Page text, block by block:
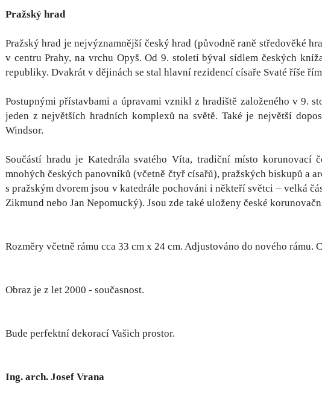
Pražský hrad
Pražský hrad je nejvýznamnější český hrad (původně raně středověké
v centru Prahy, na vrchu Opyš. Od 9. století býval sídlem českých
republiky. Dvakrát v dějinách se stal hlavní rezidencí císaře Svaté říše
Postupnými přístavbami a úpravami vznikl z hradiště založeného v 9.
jeden z největších hradních komplexů na světě. Také je největší
Windsor.
Součástí hradu je Katedrála svatého Víta, tradiční místo
mnohých českých panovníků (včetně čtyř císařů), pražských biskupů a
s pražským dvorem jsou v katedrále pochováni i někteří světci – velká
Zikmund nebo Jan Nepomucký). Jsou zde také uloženy české
Rozměry včetně rámu cca 33 cm x 24 cm. Adjustováno do nového rámu.
Obraz je z let 2000 - současnost.
Bude perfektní dekorací Vašich prostor.
Ing. arch. Josef Vrana